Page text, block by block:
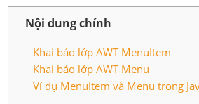
Nội dung chính
Khai báo lớp AWT MenuItem
Khai báo lớp AWT Menu
Ví dụ MenuItem và Menu trong